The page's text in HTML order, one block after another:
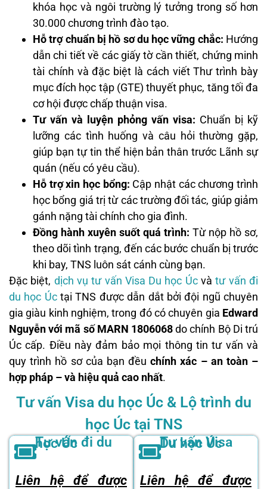
khóa học và ngôi trường lý tưởng trong số hơn
30.000 chương trình đào tạo.
Hỗ trợ chuẩn bị hồ sơ du học vững chắc: Hướng
dẫn chi tiết về các giấy tờ cần thiết, chứng minh
tài chính và đặc biệt là cách viết Thư trình bày
mục đích học tập (GTE) thuyết phục, tăng tối đa
cơ hội được chấp thuận visa.
Tư vấn và luyện phỏng vấn visa: Chuẩn bị kỹ
lưỡng các tình huống và câu hỏi thường gặp,
giúp bạn tự tin thể hiện bản thân trước Lãnh sự
quán (nếu có yêu cầu).
Hỗ trợ xin học bổng: Cập nhật các chương trình
học bổng giá trị từ các trường đối tác, giúp giảm
gánh nặng tài chính cho gia đình.
Đồng hành xuyên suốt quá trình: Từ nộp hồ sơ,
theo dõi tình trạng, đến các bước chuẩn bị trước
khi bay, TNS luôn sát cánh cùng bạn.
Đặc biệt, dịch vụ tư vấn Visa Du học Úcvàtư vấn đi
du học Úctại TNS được dẫn dắt bởi đội ngũ chuyên
gia giàu kinh nghiệm, trong đó có chuyên gia Edward
Nguyễn với mã số MARN 1806068do chính Bộ Di trú
Úc cấp. Điều này đảm bảo mọi thông tin tư vấn và
quy trình hồ sơ của bạn đềuchính xác – an toàn –
hợp pháp – và hiệu quả cao nhất.
Tư vấn Visa du học Úc & Lộ trình du
học Úc tại TNS
Tư vấn đi du học Úc
Liên hệ để được
Tư vấn Visa Du học Úc
Liên hệ để được